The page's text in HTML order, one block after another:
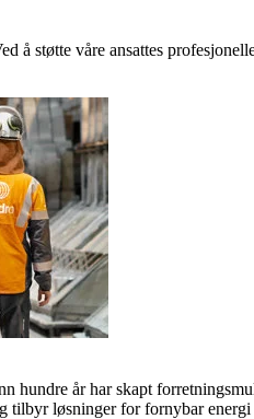
å støtte våre ansattes
hundre år har skapt
løsninger for fornybar